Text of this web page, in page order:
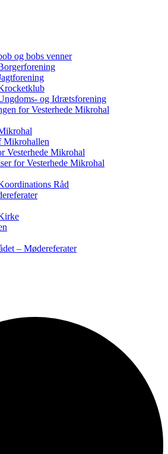
og bobs venner
og Idrætsforening
for Vesterhede Mikrohal
Mikrohallen
Vesterhede Mikrohal
for Vesterhede Mikrohal
Råd
– Mødereferater